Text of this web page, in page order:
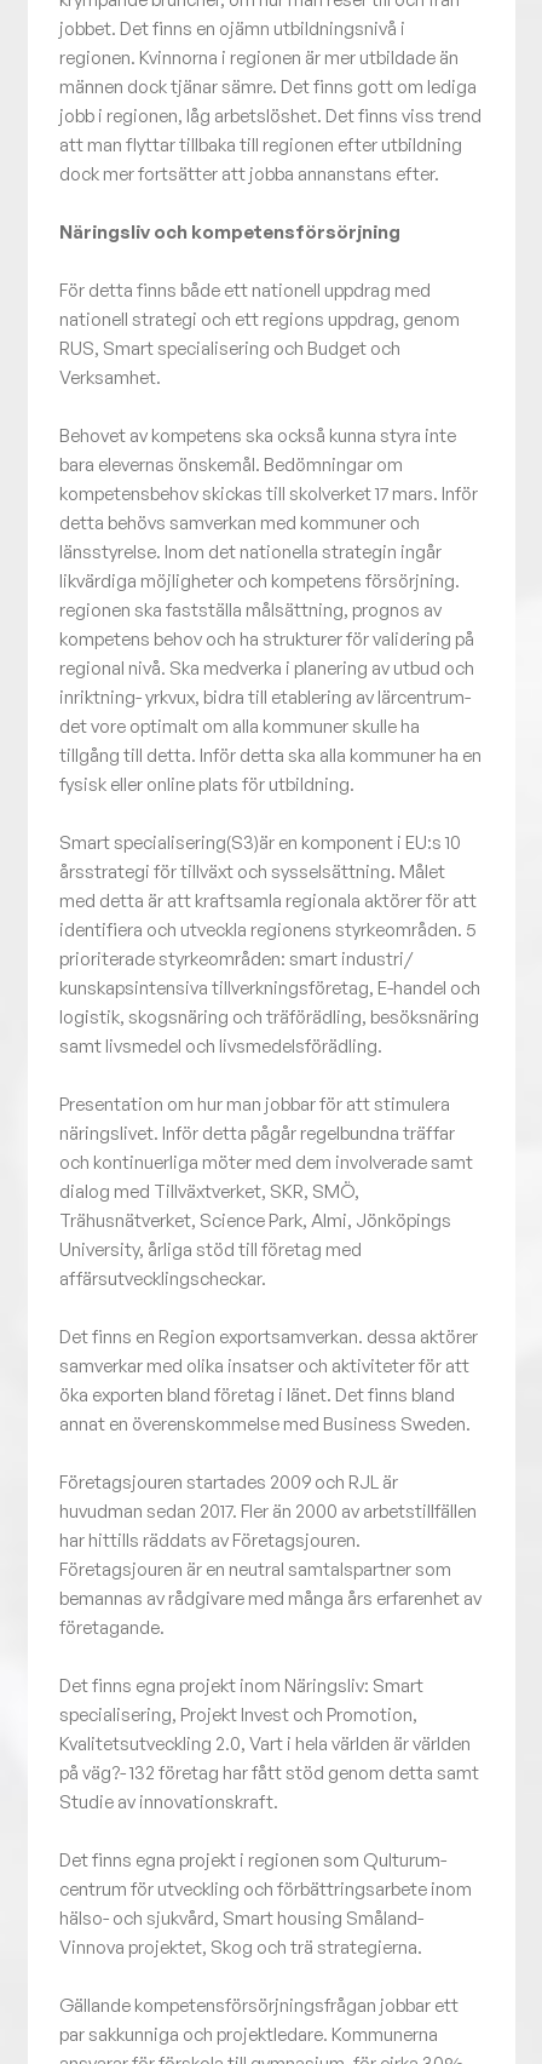
jobbet. Det finns en ojämn utbildningsnivå i
regionen. Kvinnorna i regionen är mer utbildade än
männen dock tjänar sämre. Det finns gott om lediga
jobb i regionen, låg arbetslöshet. Det finns viss trend
att man flyttar tillbaka till regionen efter utbildning
dock mer fortsätter att jobba annanstans efter.
Näringsliv och kompetensförsörjning
För detta finns både ett nationell uppdrag med
nationell strategi och ett regions uppdrag, genom
RUS, Smart specialisering och Budget och
Verksamhet.
Behovet av kompetens ska också kunna styra inte
bara elevernas önskemål. Bedömningar om
kompetensbehov skickas till skolverket 17 mars. Inför
detta behövs samverkan med kommuner och
länsstyrelse. Inom det nationella strategin ingår
likvärdiga möjligheter och kompetens försörjning.
regionen ska fastställa målsättning, prognos av
kompetens behov och ha strukturer för validering på
regional nivå. Ska medverka i planering av utbud och
inriktning- yrkvux, bidra till etablering av lärcentrum-
det vore optimalt om alla kommuner skulle ha
tillgång till detta. Inför detta ska alla kommuner ha en
fysisk eller online plats för utbildning.
Smart specialisering(S3)är en komponent i EU:s 10
årsstrategi för tillväxt och sysselsättning. Målet
med detta är att kraftsamla regionala aktörer för att
identifiera och utveckla regionens styrkeområden. 5
prioriterade styrkeområden: smart industri/
kunskapsintensiva tillverkningsföretag, E-handel och
logistik, skogsnäring och träförädling, besöksnäring
samt livsmedel och livsmedelsförädling.
Presentation om hur man jobbar för att stimulera
näringslivet. Inför detta pågår regelbundna träffar
och kontinuerliga möter med dem involverade samt
dialog med Tillväxtverket, SKR, SMÖ,
Trähusnätverket, Science Park, Almi, Jönköpings
University, årliga stöd till företag med
affärsutvecklingscheckar.
Det finns en Region exportsamverkan. dessa aktörer
samverkar med olika insatser och aktiviteter för att
öka exporten bland företag i länet. Det finns bland
annat en överenskommelse med Business Sweden.
Företagsjouren startades 2009 och RJL är
huvudman sedan 2017. Fler än 2000 av arbetstillfällen
har hittills räddats av Företagsjouren.
Företagsjouren är en neutral samtalspartner som
bemannas av rådgivare med många års erfarenhet av
företagande.
Det finns egna projekt inom Näringsliv: Smart
specialisering, Projekt Invest och Promotion,
Kvalitetsutveckling 2.0, Vart i hela världen är världen
på väg?- 132 företag har fått stöd genom detta samt
Studie av innovationskraft.
Det finns egna projekt i regionen som Qulturum-
centrum för utveckling och förbättringsarbete inom
hälso- och sjukvård, Smart housing Småland-
Vinnova projektet, Skog och trä strategierna.
Gällande kompetensförsörjningsfrågan jobbar ett
par sakkunniga och projektledare. Kommunerna